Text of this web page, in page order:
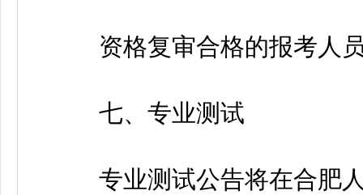
资格复审合格的报考人员
七、专业测试
专业测试公告将在合肥人